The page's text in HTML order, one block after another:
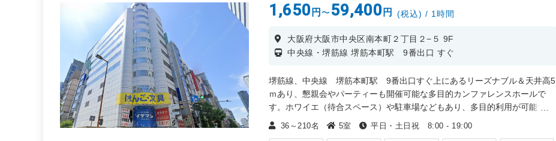
1,650 円 〜 59,400 円 (税込) / 1時間
大阪府大阪市中央区南本町２丁目２−５ 9F
中央線・堺筋線 堺筋本町駅 9番出口 すぐ
堺筋線、中央線 堺筋本町駅 9番出口すぐ上にあるリーズナブル＆天井高5
ｍあり、懇親会やパーティーも開催可能な多目的カンファレンスホールで
す。ホワイエ（待合スペース）や駐車場などもあり、多目的利用が可能で
す。金屏風・式次第などの備品のご用意、ご相談承ります。
36～210名 5室 平日・土日祝 8:00 - 19:00